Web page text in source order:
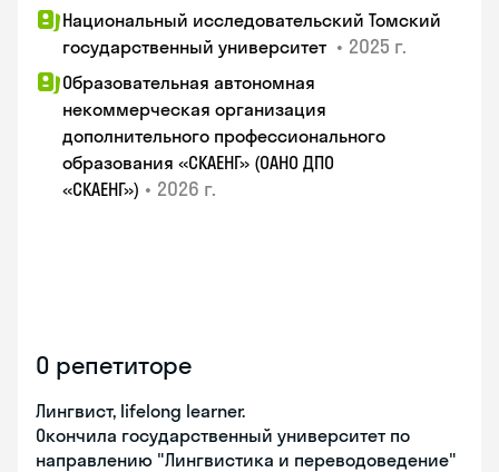
Национальный исследовательский Томский
государственный университет • 2025 г.
Образовательная автономная
некоммерческая организация
дополнительного профессионального
образования «СКАЕНГ» (ОАНО ДПО
«СКАЕНГ») • 2026 г.
О репетиторе
Лингвист, lifelong learner.
Окончила государственный университет по
направлению "Лингвистика и переводоведение"